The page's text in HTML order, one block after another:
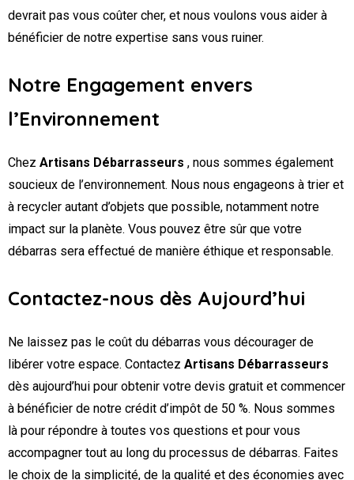
devrait pas vous coûter cher, et nous voulons vous aider à
bénéficier de notre expertise sans vous ruiner.
Notre Engagement envers
l’Environnement
Chez Artisans Débarrasseurs , nous sommes également
soucieux de l’environnement. Nous nous engageons à trier et
à recycler autant d’objets que possible, notamment notre
impact sur la planète. Vous pouvez être sûr que votre
débarras sera effectué de manière éthique et responsable.
Contactez-nous dès Aujourd’hui
Ne laissez pas le coût du débarras vous décourager de
libérer votre espace. Contactez Artisans Débarrasseurs
dès aujourd’hui pour obtenir votre devis gratuit et commencer
à bénéficier de notre crédit d’impôt de 50 %. Nous sommes
là pour répondre à toutes vos questions et pour vous
accompagner tout au long du processus de débarras. Faites
le choix de la simplicité, de la qualité et des économies avec